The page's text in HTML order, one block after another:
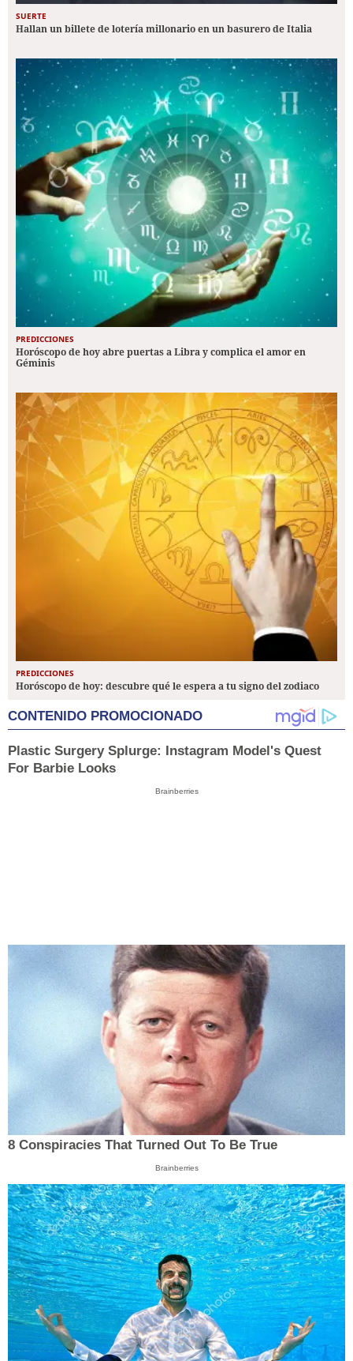
SUERTE
Hallan un billete de lotería millonario en un basurero de Italia
PREDICCIONES
Horóscopo de hoy abre puertas a Libra y complica el amor en
Géminis
PREDICCIONES
Horóscopo de hoy: descubre qué le espera a tu signo del zodiaco
CONTENIDO PROMOCIONADO
Plastic Surgery Splurge: Instagram Model's Quest
For Barbie Looks
Brainberries
8 Conspiracies That Turned Out To Be True
Brainberries